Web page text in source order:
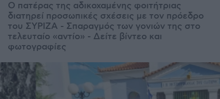
Ο πατέρας της αδικοχαμένης φοιτήτριας
διατηρεί προσωπικές σχέσεις με τον πρόεδρο
του ΣΥΡΙΖΑ - Σπαραγμός των γονιών της στο
τελευταίο «αντίο» - Δείτε βίντεο και
φωτογραφίες